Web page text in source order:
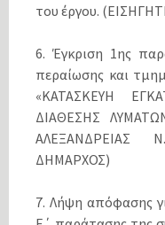
του έργου.
6. Έγκριση 1ης
περαίωσης και
«ΚΑΤΑΣΚΕΥΗ
ΔΙΑΘΕΣΗΣ
ΑΛΕΞΑΝΔΡΕΙΑΣ
ΔΗΜΑΡΧΟΣ)
7. Λήψη απόφασης